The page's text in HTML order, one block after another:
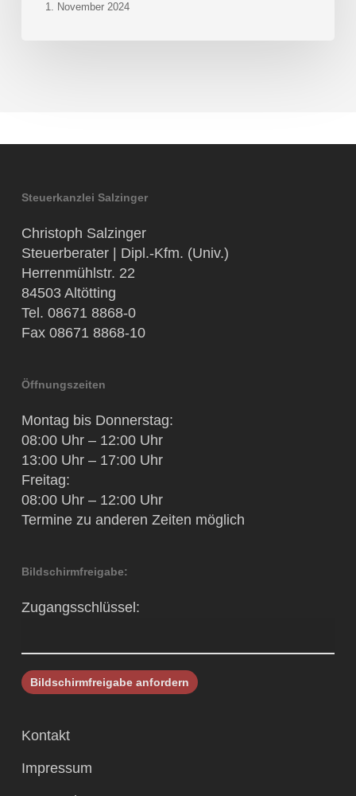
1. November 2024
Steuerkanzlei Salzinger
Christoph Salzinger
Steuerberater | Dipl.-Kfm. (Univ.)
Herrenmühlstr. 22
84503 Altötting
Tel. 08671 8868-0
Fax 08671 8868-10
Öffnungszeiten
Montag bis Donnerstag:
08:00 Uhr – 12:00 Uhr
13:00 Uhr – 17:00 Uhr
Freitag:
08:00 Uhr – 12:00 Uhr
Termine zu anderen Zeiten möglich
Bildschirmfreigabe:
Zugangsschlüssel:
Kontakt
Impressum